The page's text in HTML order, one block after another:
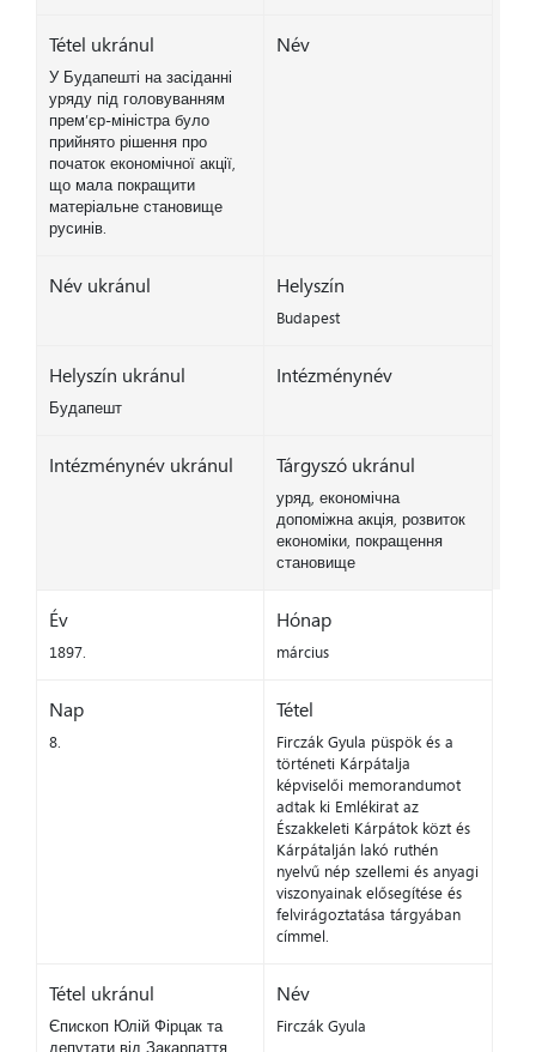
Tétel ukránul
У Будапешті на засіданні
уряду під головуванням
прем’єр-міністра було
прийнято рішення про
початок економічної акції,
що мала покращити
матеріальне становище
русинів.
Név
Név ukránul Helyszín
Budapest
Helyszín ukránul
Будапешт
Intézménynév
Intézménynév ukránul Tárgyszó ukránul
уряд, економічна
допоміжна акція, розвиток
економіки, покращення
становище
Év
1897.
Hónap
március
Nap
8.
Tétel
Firczák Gyula püspök és a
történeti Kárpátalja
képviselői memorandumot
adtak ki Emlékirat az
Északkeleti Kárpátok közt és
Kárpátalján lakó ruthén
nyelvű nép szellemi és anyagi
viszonyainak elősegítése és
felvirágoztatása tárgyában
címmel.
Tétel ukránul
Єпископ Юлій Фірцак та
депутати від Закарпаття
Név
Firczák Gyula